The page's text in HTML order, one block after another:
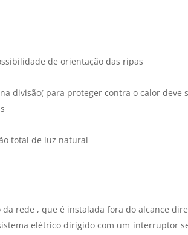
de orientação das ripas
divisão( para proteger contra o calor
total de luz natural
da rede , que é instalada fora do alcance
elétrico dirigido com um interruptor